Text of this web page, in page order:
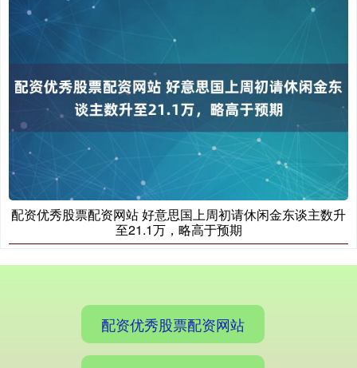
国债指数 229.80 +0.11 +0.05%
7881.40 +26.20
配资优秀股票配资网站 好意思国上周初请休闲金东谈主数升
至21.1万，略高于预期
配资优秀股票配资网站